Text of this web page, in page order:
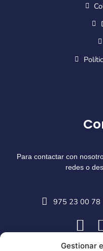
Gestionar
Para contactar con
redes o
975 23 00 78